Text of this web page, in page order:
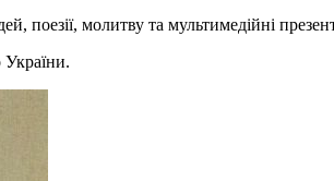
молитву та мультимедійні
України.